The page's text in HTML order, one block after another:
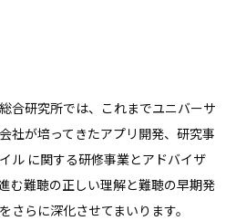
合研究所では、これまでユニバーサ
社が培ってきたアプリ開発、研究事
ル に関する研修事業とアドバイザ
む難聴の正しい理解と難聴の早期発
さらに深化させてまいります。